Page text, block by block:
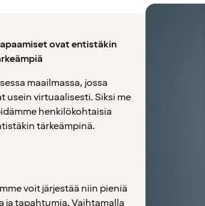
ovat entistäkin
maailmassa, jossa
usein virtuaalisesti. Siksi me
henkilökohtaisia
tärkeämpinä.
voit järjestää niin pieniä
ja tapahtumia. Vaihtamalla